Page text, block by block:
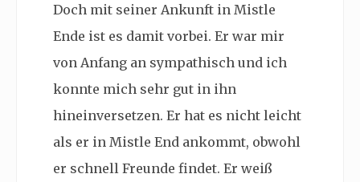
Doch mit seiner Ankunft in Mistle
Ende ist es damit vorbei. Er war mir
von Anfang an sympathisch und ich
konnte mich sehr gut in ihn
hineinversetzen. Er hat es nicht leicht
als er in Mistle End ankommt, obwohl
er schnell Freunde findet. Er weiß